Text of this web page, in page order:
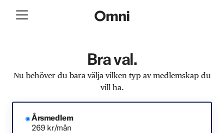
Bra val.
Nu behöver du bara välja vilken typ av medlemskap du
vill ha.
Årsmedlem
269 kr/mån